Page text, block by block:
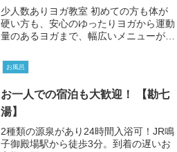
少人数ありヨガ教室 初めての方も体が
硬い方も、安心のゆったりヨガから運動
量のあるヨガまで、幅広いメニューが特
よくヨガをしたい人にピッタリです。ぜ
ひ体験にいらして下さい。 また、イベ
ントやワークショップなども開催してお
ります。
お風呂
お一人での宿泊も大歓迎！ 【勘七
湯】
2種類の源泉があり24時間入浴可！JR鳴
子御殿場駅から徒歩3分。到着の遅いお